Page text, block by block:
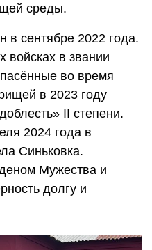
среды.
в сентябре 2022 года.
войсках в звании
во время
в 2023 году
II степени.
2024 года в
Синьковка.
Мужества и
долгу и